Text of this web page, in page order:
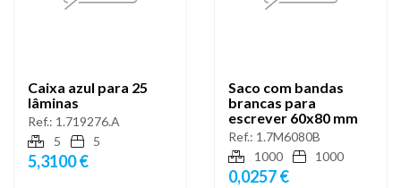
Caixa azul para 25
lâminas
Ref.: 1.719276.A
5
5
5,3100 €
Saco com bandas
brancas para
escrever 60x80 mm
Ref.: 1.7M6080B
1000
1000
0,0257 €